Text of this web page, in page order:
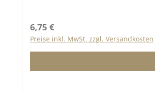
Regulärer Preis:
6,75 €
Preise inkl. MwSt. zzgl. Versandkosten